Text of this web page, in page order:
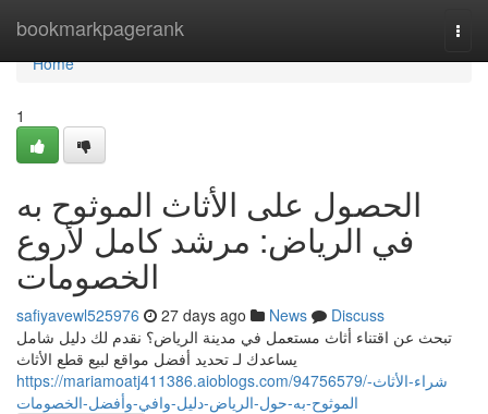
bookmarkpagerank
Home
Home
1
الحصول على الأثاث الموثوح به
في الرياض: مرشد كامل لأروع
الخصومات
safiyavewl525976 27 days ago News
Discuss
تبحث عن اقتناء أثاث مستعمل في مدينة الرياض؟ نقدم لك دليل شامل
يساعدك لـ تحديد أفضل مواقع لبيع قطع الأثاث
https://mariamoatj411386.aioblogs.com/94756579/شراء-الأثاث-
الموثوح-به-حول-الرياض-دليل-وافي-وأفضل-الخصومات